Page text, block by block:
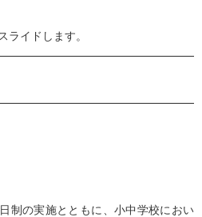
イドします。
制の実施とともに、小中学校におい